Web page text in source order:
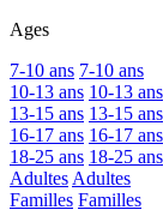
Ages
7-10 ans 7-10 ans
10-13 ans 10-13 ans
13-15 ans 13-15 ans
16-17 ans 16-17 ans
18-25 ans 18-25 ans
Adultes Adultes
Familles Familles